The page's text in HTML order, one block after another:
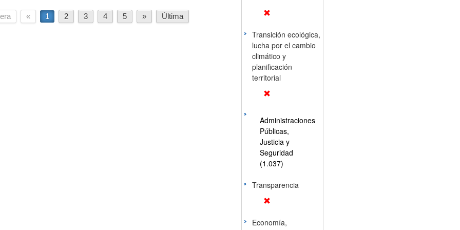
« 1 2 3 4 5 » Última
Transición ecológica,
lucha por el cambio
climático y
planificación
territorial
Administraciones
Públicas,
Justicia y
Seguridad
(1.037)
Transparencia
Economía,